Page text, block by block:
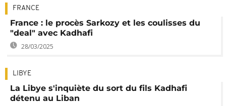
FRANCE
France : le procès Sarkozy et les coulisses du
"deal" avec Kadhafi
28/03/2025
LIBYE
La Libye s'inquiète du sort du fils Kadhafi
détenu au Liban